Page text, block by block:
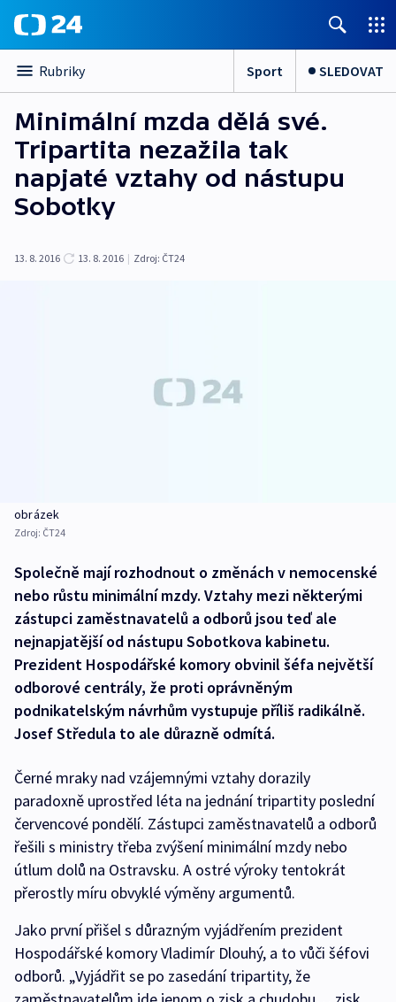
Rubriky Sport SLEDOVAT
Minimální mzda dělá své.
Tripartita nezažila tak
napjaté vztahy od nástupu
Sobotky
13. 8. 2016 13. 8. 2016 | Zdroj: ČT24
obrázek
Zdroj: ČT24
Společně mají rozhodnout o změnách v nemocenské
nebo růstu minimální mzdy. Vztahy mezi některými
zástupci zaměstnavatelů a odborů jsou teď ale
nejnapjatější od nástupu Sobotkova kabinetu.
Prezident Hospodářské komory obvinil šéfa největší
odborové centrály, že proti oprávněným
podnikatelským návrhům vystupuje příliš radikálně.
Josef Středula to ale důrazně odmítá.
Černé mraky nad vzájemnými vztahy dorazily
paradoxně uprostřed léta na jednání tripartity poslední
červencové pondělí. Zástupci zaměstnavatelů a odborů
řešili s ministry třeba zvýšení minimální mzdy nebo
útlum dolů na Ostravsku. A ostré výroky tentokrát
přerostly míru obvyklé výměny argumentů.
Jako první přišel s důrazným vyjádřením prezident
Hospodářské komory Vladimír Dlouhý, a to vůči šéfovi
odborů. „Vyjádřit se po zasedání tripartity, že